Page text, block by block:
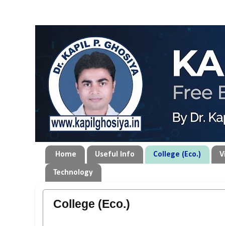
Home Useful Info College (Eco.)
Technology
College (Eco.)